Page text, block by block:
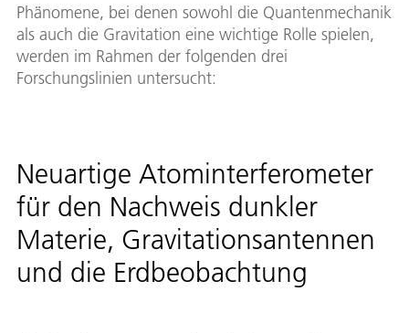
Phänomene, bei denen sowohl die Quantenmechanik
als auch die Gravitation eine wichtige Rolle spielen,
werden im Rahmen der folgenden drei
Forschungslinien untersucht:
Neuartige Atominterferometer
für den Nachweis dunkler
Materie, Gravitationsantennen
und die Erdbeobachtung